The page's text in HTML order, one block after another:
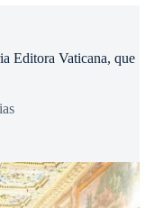
Editora Vaticana, que